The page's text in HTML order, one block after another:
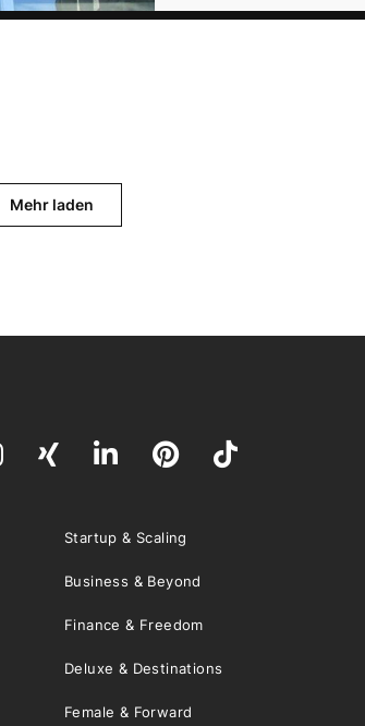
Mehr laden
Startup & Scaling
Business & Beyond
Finance & Freedom
Deluxe & Destinations
Female & Forward